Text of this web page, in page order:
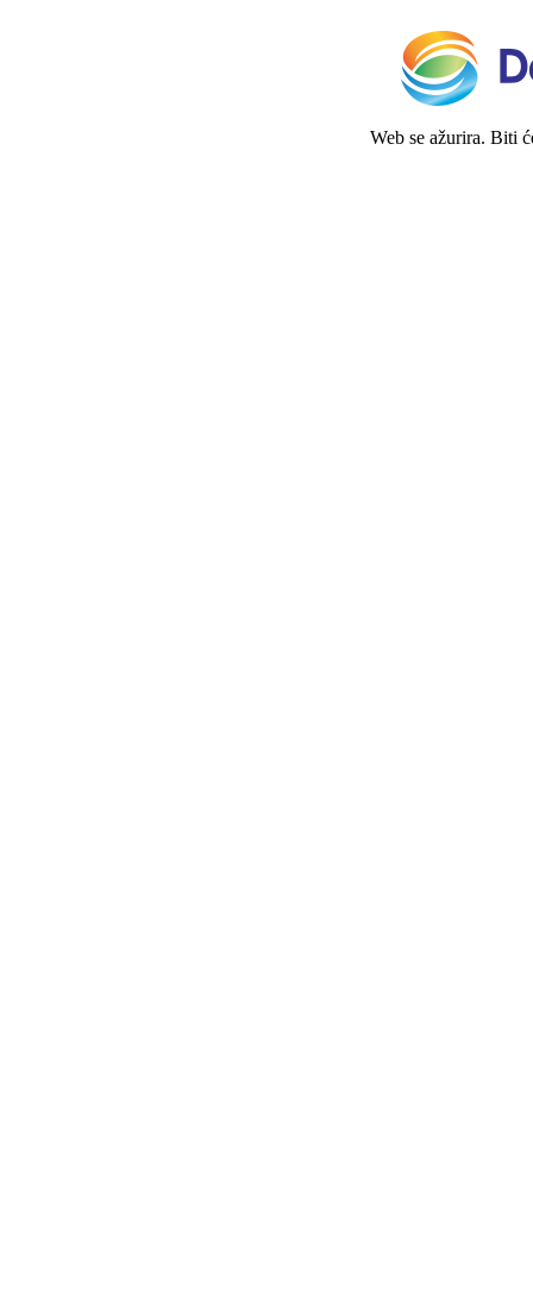
Web se ažurira. Biti